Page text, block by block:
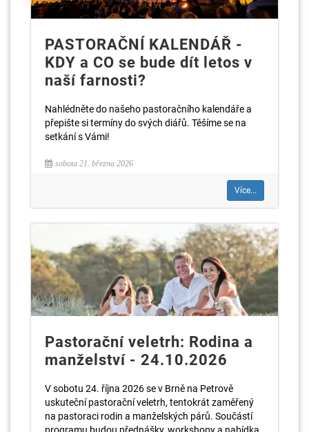
PASTORAČNÍ KALENDÁŘ -
KDY a CO se bude dít letos v
naší farnosti?
Nahlédněte do našeho pastoračního kalendáře a
přepište si termíny do svých diářů. Těšíme se na
setkání s Vámi!
sobota 21. března 2026
Více...
Pastorační veletrh: Rodina a
manželství - 24.10.2026
V sobotu 24. října 2026 se v Brně na Petrově
uskuteční pastorační veletrh, tentokrát zaměřený
na pastoraci rodin a manželských párů. Součástí